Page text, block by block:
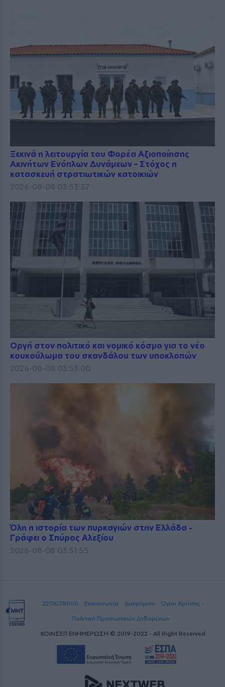
Ξεκινά η λειτουργία του Φορέα Αξιοποίησης
Ακινήτων Ενόπλων Δυνάμεων – Στόχος η
κατασκευή στρατιωτικών κατοικιών
2026-08-08 03:53:37
Οργή στον πολιτικό και νομικό κόσμο για το νέο
κουκούλωμα του σκανδάλου των υποκλοπών
2026-08-08 03:53:00
Όλη η ιστορία των πυρκαγιών στην Ελλάδα -
Γράφει ο Σπύρος Αλεξίου
2026-08-08 03:51:55
2251028000 Επικοινωνία Διαφήμιση
Όροι Χρήσης -
Πολιτική Προσωπικών Δεδομένων
ΚΟΙΝΣΕΠ ΕΝΗΜΕΡΩΣΗ © 2019-2022 - All Right Reserved